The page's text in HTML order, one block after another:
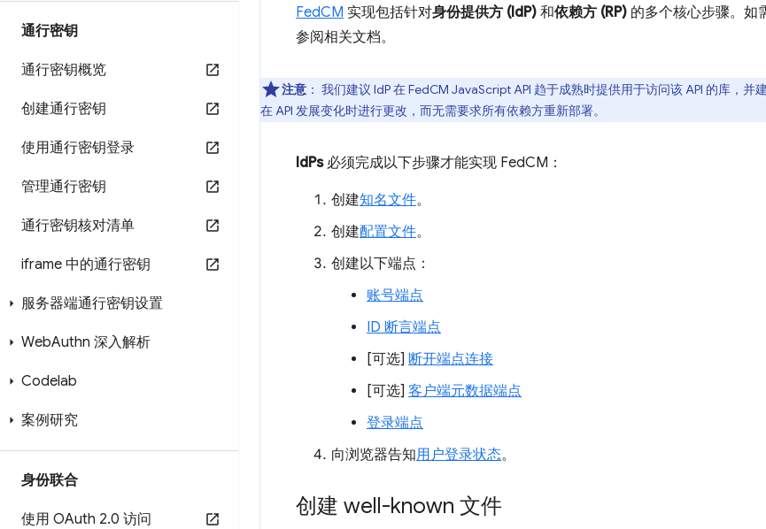
通行密钥
通行密钥概览
创建通行密钥
使用通行密钥登录
管理通行密钥
通行密钥核对清单
iframe 中的通行密钥
服务器端通行密钥设置
WebAuthn 深入解析
Codelab
案例研究
身份联合
使用 OAuth 2.0 访问
FedCM 实现包括针对身份提供方 (IdP) 和依赖方 (RP) 的多个核心步骤。如
参阅相关文档。
注意 ： 我们建议 IdP 在 FedCM JavaScript API 趋于成熟时提供用于访问该 API 的库，并
在 API 发展变化时进行更改，而无需要求所有依赖方重新部署。
IdPs必须完成以下步骤才能实现 FedCM：
创建知名文件。
创建配置文件。
创建以下端点：
账号端点
ID 断言端点
[可选] 断开端点连接
[可选] 客户端元数据端点
登录端点
向浏览器告知用户登录状态。
创建 well-known 文件